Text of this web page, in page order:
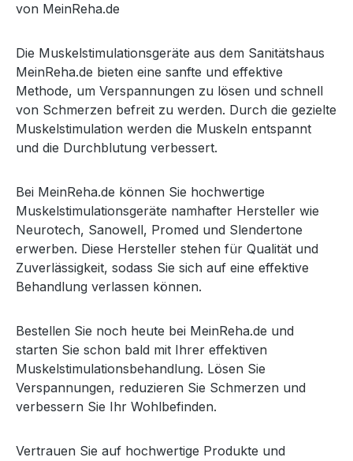
von MeinReha.de
Die Muskelstimulationsgeräte aus dem Sanitätshaus
MeinReha.de bieten eine sanfte und effektive
Methode, um Verspannungen zu lösen und schnell
von Schmerzen befreit zu werden. Durch die gezielte
Muskelstimulation werden die Muskeln entspannt
und die Durchblutung verbessert.
Bei MeinReha.de können Sie hochwertige
Muskelstimulationsgeräte namhafter Hersteller wie
Neurotech, Sanowell, Promed und Slendertone
erwerben. Diese Hersteller stehen für Qualität und
Zuverlässigkeit, sodass Sie sich auf eine effektive
Behandlung verlassen können.
Bestellen Sie noch heute bei MeinReha.de und
starten Sie schon bald mit Ihrer effektiven
Muskelstimulationsbehandlung. Lösen Sie
Verspannungen, reduzieren Sie Schmerzen und
verbessern Sie Ihr Wohlbefinden.
Vertrauen Sie auf hochwertige Produkte und